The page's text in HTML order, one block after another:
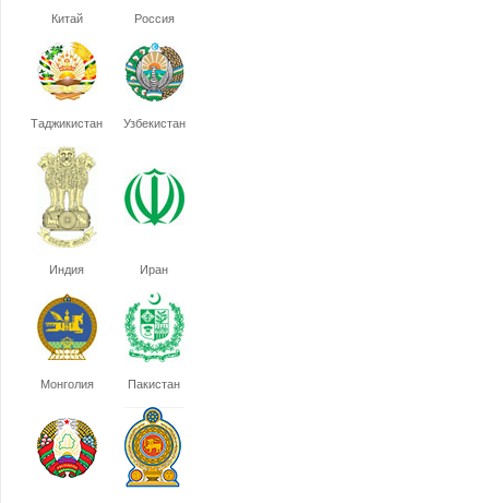
Китай Россия
Таджикистан Узбекистан
Индия Иран
Монголия Пакистан